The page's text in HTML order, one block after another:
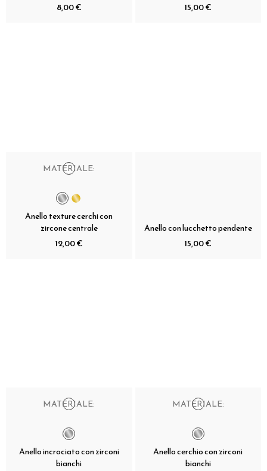
8,00 €
15,00 €
MATERIALE:
Anello texture cerchi con
zircone centrale
12,00 €
Anello con lucchetto pendente
15,00 €
MATERIALE:
Anello incrociato con zirconi
bianchi
MATERIALE:
Anello cerchio con zirconi
bianchi